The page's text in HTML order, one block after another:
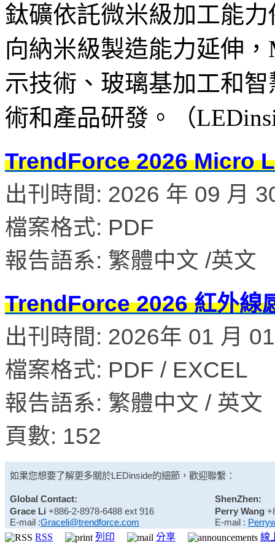
鈦礦依託微米級加工能
向納米級製造能力延伸
示技術、玻璃基加工和
術和產品研發。（
TrendForce 2026 Micro
出刊時間: 2026 年 09 月
檔案格式: PDF
報告語系: 繁體中文 /英文
TrendForce 2026 紅外線
出刊時間: 2026年 01 月
檔案格式: PDF / EXCEL
報告語系: 繁體中文 / 英文
頁數: 152
如果您想要了解更多關於LEDinside的細節，歡迎聯繫：
Global Contact:
ShenZhen:
Grace Li +886-2-8978-6488 ext 916
E-mail :Graceli@trendforce.com
Perry Wang
E-mail :
RSS
列印 分享 線